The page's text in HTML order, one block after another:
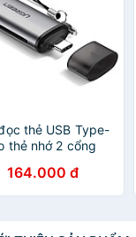
thẻ USB Type-
thẻ nhớ 2 cổng
chức năng OTG
Ugreen
164.000 đ